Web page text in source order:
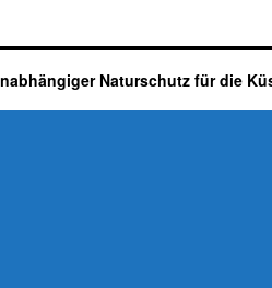
Naturschutz für die